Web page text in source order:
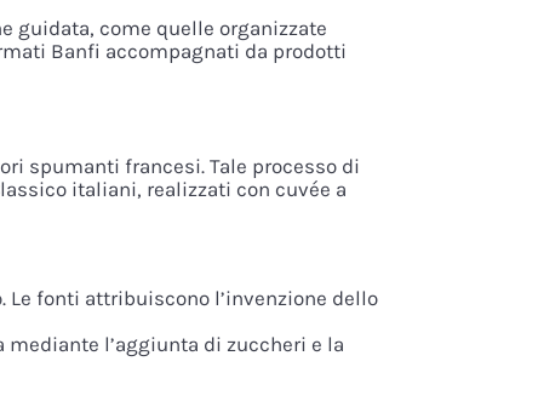
guidata, come quelle organizzate
Banfi accompagnati da prodotti
spumanti francesi. Tale processo di
italiani, realizzati con cuvée a
fonti attribuiscono l’invenzione dello
l’aggiunta di zuccheri e la